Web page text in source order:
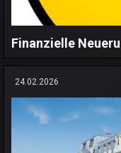
Finanzielle
24.02.2026